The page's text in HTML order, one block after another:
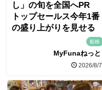
し」の旬を全国へPR
トップセールス今年1番
の盛り上がりを見せる
船橋
MyFunaねっと
2026/8/7